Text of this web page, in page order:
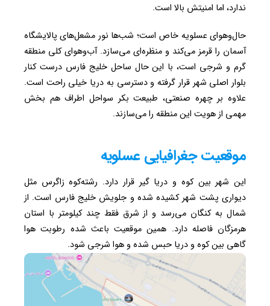
ندارد، اما امنیتش بالا است.
حال‌وهوای عسلویه خاص است؛ شب‌ها نور مشعل‌های پالایشگاه
آسمان را قرمز می‌کند و منظره‌ای می‌سازد. آب‌وهوای کلی منطقه
گرم و شرجی است، با این حال ساحل خلیج فارس درست کنار
بلوار اصلی شهر قرار گرفته و دسترسی به دریا خیلی راحت است.
علاوه بر چهره صنعتی، طبیعت بکر سواحل اطراف هم بخش
مهمی از هویت این منطقه را می‌سازند.
موقعیت جغرافیایی عسلویه
این شهر بین کوه و دریا گیر قرار دارد. رشته‌کوه زاگرس مثل
دیواری پشت شهر کشیده شده و جلویش خلیج فارس است. از
شمال به کنگان می‌رسد و از شرق فقط چند کیلومتر با استان
هرمزگان فاصله دارد. همین موقعیت باعث شده رطوبت هوا
گاهی بین کوه و دریا حبس شده و هوا شرجی شود.